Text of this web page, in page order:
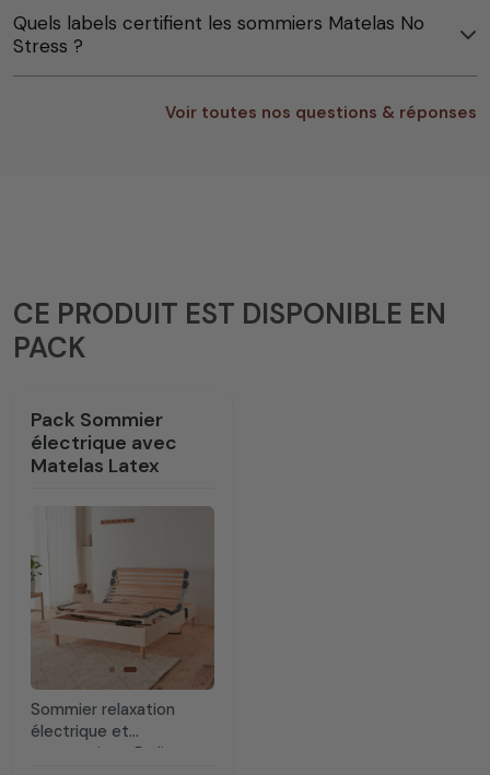
Quels labels certifient les sommiers Matelas No
Stress ?
Voir toutes nos questions & réponses
CE PRODUIT EST DISPONIBLE EN
PACK
Pack Sommier
électrique avec
Matelas Latex
Sommier relaxation
électrique et
ergonomique 5 plis